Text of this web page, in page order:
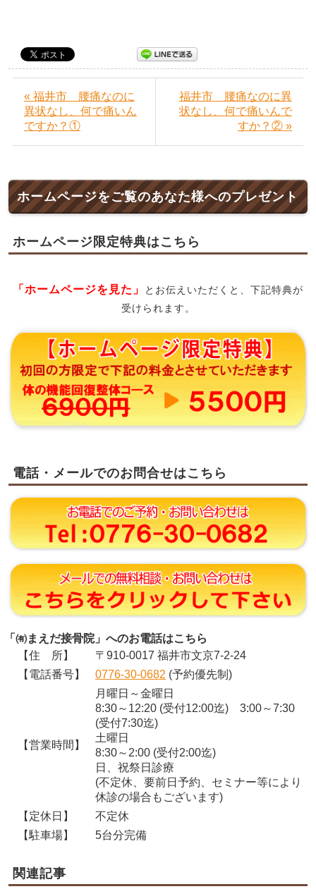
« 福井市 腰痛なのに
異状なし、何で痛いん
ですか？①
福井市 腰痛なのに異
状なし、何で痛いんで
すか？② »
ホームページをご覧のあなた様へのプレゼント
ホームページ限定特典はこちら
「ホームページを見た」
とお伝えいただくと、下記特典が
受けられます。
電話・メールでのお問合せはこちら
「㈲まえだ接骨院」へのお電話はこちら
【住 所】
〒910-0017 福井市文京7-2-24
【電話番号】
0776-30-0682 (予約優先制)
【営業時間】
月曜日～金曜日
8:30～12:20 (受付12:00迄) 3:00～7:30
(受付7:30迄)
土曜日
8:30～2:00 (受付2:00迄)
日、祝祭日診療
(不定休、要前日予約、セミナー等により
休診の場合もございます)
【定休日】
不定休
【駐車場】
5台分完備
関連記事